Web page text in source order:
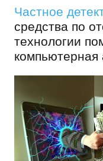
Частное
средства по
технологии